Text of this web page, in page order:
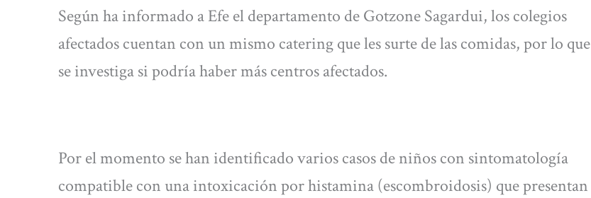
Según ha informado a Efe el departamento de Gotzone Sagardui, los colegios
afectados cuentan con un mismo catering que les surte de las comidas, por lo que
se investiga si podría haber más centros afectados.
Por el momento se han identificado varios casos de niños con sintomatología
compatible con una intoxicación por histamina (escombroidosis) que presentan